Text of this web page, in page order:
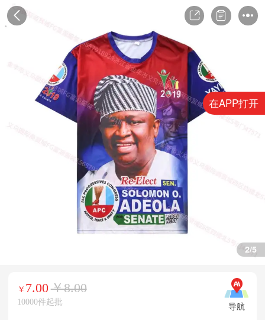
在APP打开
3/5
￥ 7.00￥8.00
10000件起批 导航